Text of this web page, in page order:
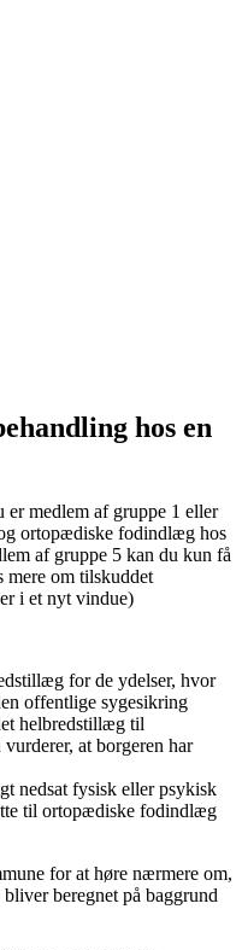
hos en
er medlem af gruppe 1 eller
ortopædiske fodindlæg hos
af gruppe 5 kan du kun få
om tilskuddet
i et nyt vindue)
for de ydelser, hvor
offentlige sygesikring
helbredstillæg til
at borgeren har
nedsat fysisk eller psykisk
til ortopædiske fodindlæg
for at høre nærmere om,
beregnet på baggrund